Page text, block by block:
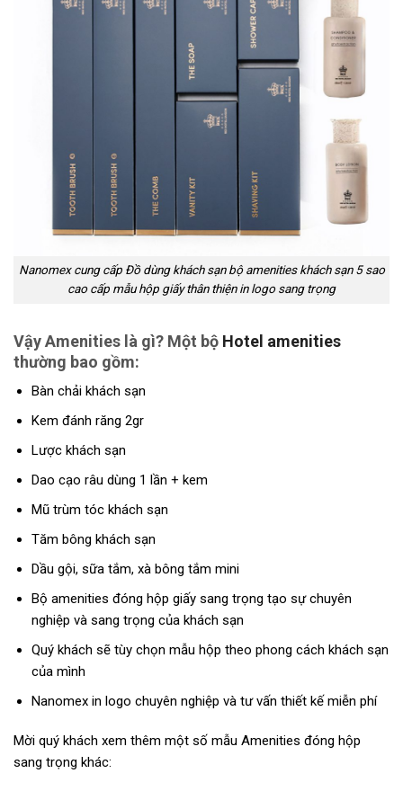
Nanomex cung cấp Đồ dùng khách sạn bộ amenities khách sạn 5 sao
cao cấp mẫu hộp giấy thân thiện in logo sang trọng
Vậy Amenities là gì? Một bộ Hotel amenities
thường bao gồm:
Bàn chải khách sạn
Kem đánh răng 2gr
Lược khách sạn
Dao cạo râu dùng 1 lần + kem
Mũ trùm tóc khách sạn
Tăm bông khách sạn
Dầu gội, sữa tắm, xà bông tắm mini
Bộ amenities đóng hộp giấy sang trọng tạo sự chuyên
nghiệp và sang trọng của khách sạn
Quý khách sẽ tùy chọn mẫu hộp theo phong cách khách sạn
của mình
Nanomex in logo chuyên nghiệp và tư vấn thiết kế miễn phí
Mời quý khách xem thêm một số mẫu Amenities đóng hộp
sang trọng khác: